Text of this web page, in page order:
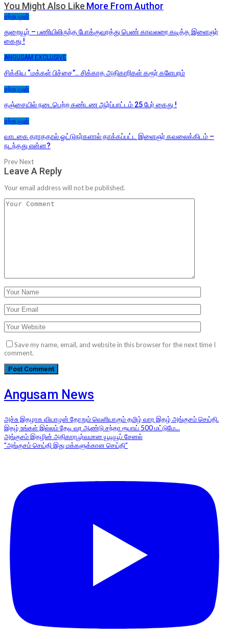
You Might Also Like More From Author
சற்று முன்
துறையூர் – பணியிலிருந்த போக்குவரத்து பெண் காவலரை கடித்த இளைஞர்
கைது !
ANGUSAM EXCLUSIVE
சிக்கிய “மக்கள் பிச்சை”.. சிக்காத அதிகாரிகள் கரூர் களேபரம்
சற்று முன்
தஞ்சையில் நடைபெற்ற கண்டண ஆர்ப்பாட்டம் 25 பேர் கைது !
சற்று முன்
வாடகை தராததால் ஓட்டுநர்களால் தாக்கப்பட்ட இளைஞர் கவலைக்கிடம் –
நடந்தது என்ன?
PrevNext
Leave A Reply
Your email address will not be published.
Save my name, email, and website in this browser for the next time I
comment.
Angusam News
அச்சு இதழாக வியாழன் தோறும் வெளியாகும் தமிழ் வார இதழ் அங்குசம் செய்தி.
இதழ் உங்கள் இல்லம் தேடி வர ஆண்டு சந்தா ரூபாய் 500 மட்டுமே...
அங்குசம் இதழின் அதிகாரபூர்வமான யூடியூப் சேனல்
"அங்குசம் செய்தி இது மக்களுக்கான செய்தி"